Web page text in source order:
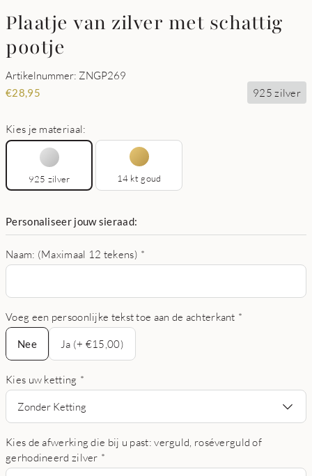
Plaatje van zilver met schattig
pootje
Artikelnummer: ZNGP269
€28,95 925 zilver
Kies je materiaal:
925 zilver 14 kt goud
Personaliseer jouw sieraad:
Naam: (Maximaal 12 tekens) *
Voeg een persoonlijke tekst toe aan de achterkant *
Nee
Nee
Ja (+ €15,00)
Kies uw ketting *
Zonder Ketting
Kies de afwerking die bij u past: verguld, roséverguld of
gerhodineerd zilver *